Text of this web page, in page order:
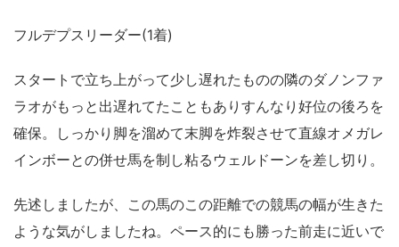
フルデプスリーダー(1着)
スタートで立ち上がって少し遅れたものの隣のダノンファ
ラオがもっと出遅れてたこともありすんなり好位の後ろを
確保。しっかり脚を溜めて末脚を炸裂させて直線オメガレ
インボーとの併せ馬を制し粘るウェルドーンを差し切り。
先述しましたが、この馬のこの距離での競馬の幅が生きた
ような気がしましたね。ペース的にも勝った前走に近いで